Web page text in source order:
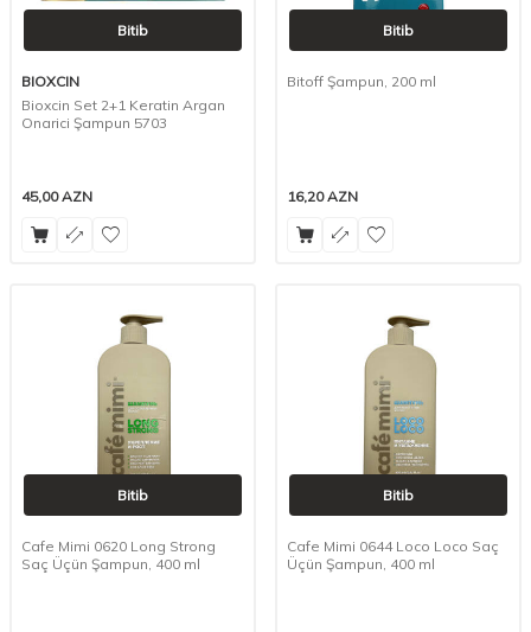
Bitib
BIOXCIN
Bioxcin Set 2+1 Keratin Argan
Onarici Şampun 5703
45,00AZN
Bitib
Bitoff Şampun, 200 ml
16,20AZN
Bitib
Cafe Mimi 0620 Long Strong
Saç Üçün Şampun, 400 ml
Bitib
Cafe Mimi 0644 Loco Loco Saç
Üçün Şampun, 400 ml